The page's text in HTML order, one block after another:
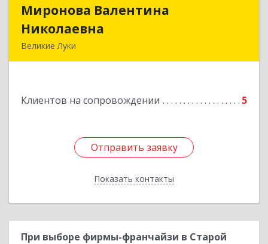
Миронова Валентина
Николаевна
Великие Луки
Клиентов на сопровождении 5
Отправить заявку
Показать контакты
Миронова Валентина
Отправить заявку
Назад
При выборе фирмы-франчайзи в Старой